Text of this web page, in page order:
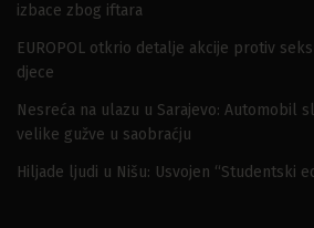
izbace zbog iftara
EUROPOL otkrio detalje akcije protiv
djece
Nesreća na ulazu u Sarajevo: Automobil
velike gužve u saobraćju
Hiljade ljudi u Nišu: Usvojen “Studentski